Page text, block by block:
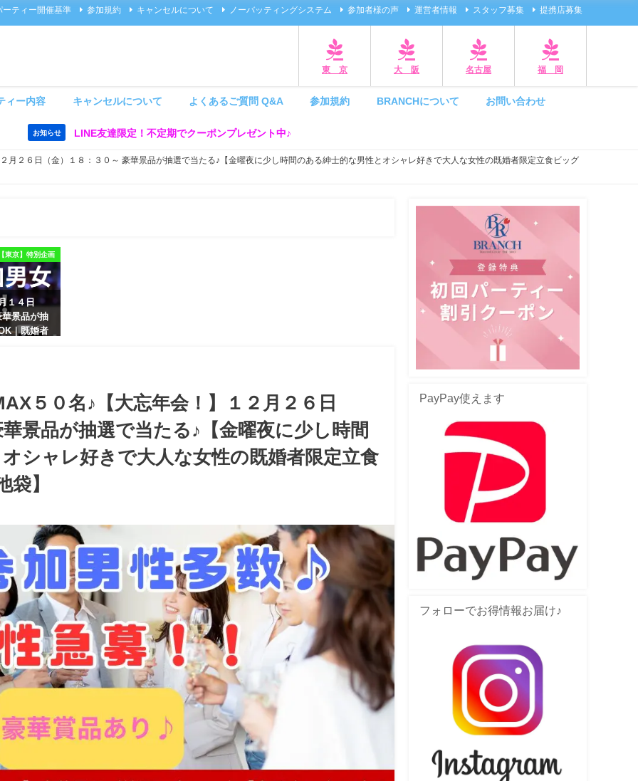
ーティー開催基準 参加規約 キャンセルについて ノーバッティングシステム 参加者様の声 運営者情報 スタッフ募集 提携店募集
東 京 大 阪 名古屋 福 岡
ィー内容 キャンセルについて よくあるご質問 Q&A 参加規約 BRANCHについて お問い合わせ
お知らせ LINE友達限定！不定期でクーポンプレゼント中♪
月２６日（金）１８：３０～ 豪華景品が抽選で当たる♪【金曜夜に少し時間のある紳士的な男性とオシャレ好きで大人な女性の既婚者限定立食ビッグ
東京】特別企画
１４日
景品が抽
｜既婚者
５０名♪【大忘年会！】１２月２６日
景品が抽選で当たる♪【金曜夜に少し時間
シャレ好きで大人な女性の既婚者限定立食
袋】
PayPay使えます
フォローでお得情報お届け♪